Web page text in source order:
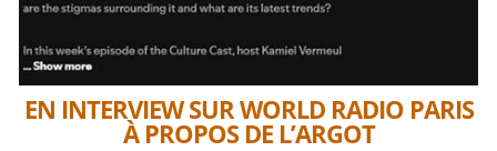
EN INTERVIEW SUR WORLD RADIO PARIS
À PROPOS DE L’ARGOT